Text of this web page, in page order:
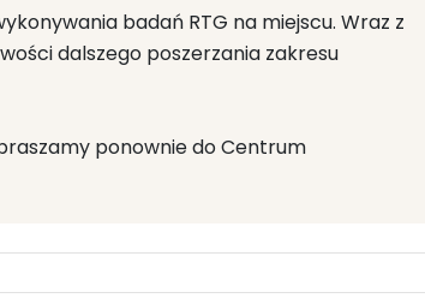
badań RTG na miejscu. Wraz z
dalszego poszerzania zakresu
ponownie do Centrum